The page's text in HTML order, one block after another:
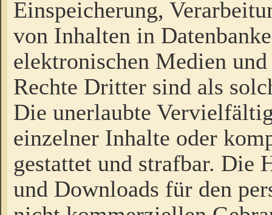
Einspeicherung,
von Inhalten in
elektronischen Medien
Rechte Dritter sind als
Die unerlaubte
einzelner Inhalte oder
gestattet und strafbar. Die
und Downloads für den